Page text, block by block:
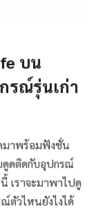
บน
รณ์รุ่นเก่า
มาพร้อมฟังชั่น
ดูดติดกับอุปกรณ์
เราจะมาพาไปดู
ตัวไหนยังไงได้